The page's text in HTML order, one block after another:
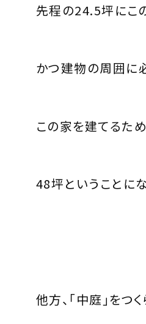
先程の24.5坪にこ
かつ建物の周囲に
この家を建てるた
48坪ということにな
他方、「中庭」をつく